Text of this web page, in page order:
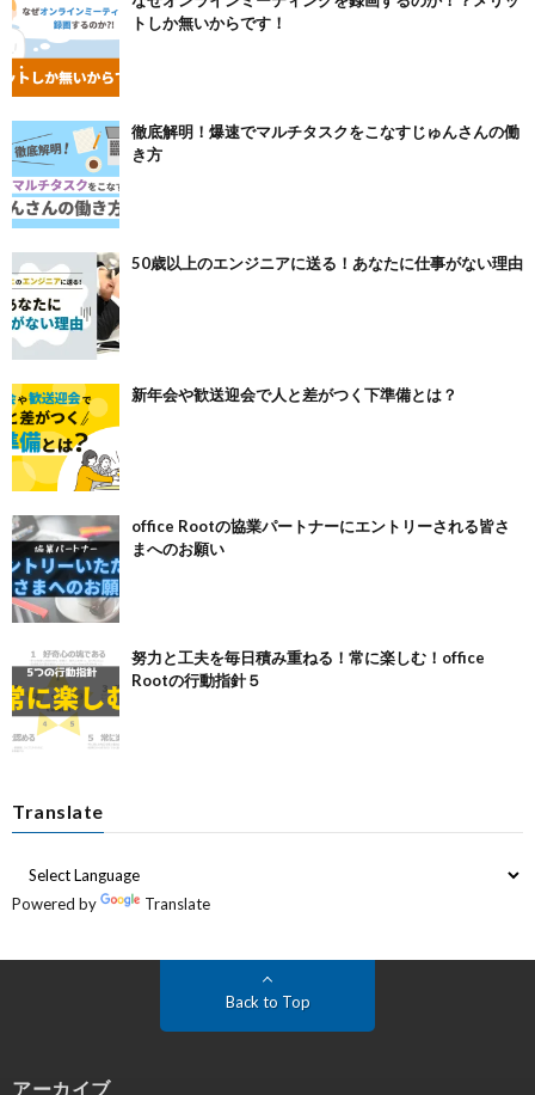
トしか無いからです！
徹底解明！爆速でマルチタスクをこなすじゅんさんの働
き方
50歳以上のエンジニアに送る！あなたに仕事がない理由
新年会や歓送迎会で人と差がつく下準備とは？
office Rootの協業パートナーにエントリーされる皆さ
まへのお願い
努力と工夫を毎日積み重ねる！常に楽しむ！office
Rootの行動指針５
Translate
Powered by Translate
Back to Top
アーカイブ